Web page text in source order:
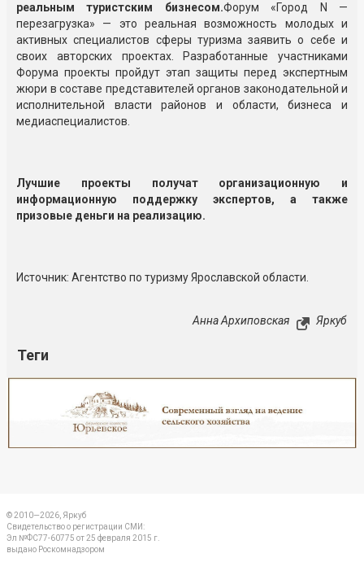
реальным туристским бизнесом.Форум «Город N —
перезагрузка» — это реальная возможность молодых и
активных специалистов сферы туризма заявить о себе и
своих авторских проектах. Разработанные участниками
Форума проекты пройдут этап защиты перед экспертным
жюри в составе представителей органов законодательной и
исполнительной власти районов и области, бизнеса и
медиаспециалистов.
Лучшие проекты получат организационную и
информационную поддержку экспертов, а также
призовые деньги на реализацию.
Источник: Агентство по туризму Ярославской области.
Анна Архиповская Яркуб
Теги
© 2010—2026, Яркуб
Свидетельство о регистрации СМИ:
Эл №ФС77-60775 от 25 февраля 2015 г.
выдано Роскомнадзором